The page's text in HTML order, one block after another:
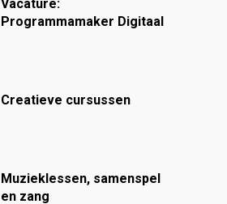
Vacature:
Programmamaker Digitaal
Creatieve cursussen
Muzieklessen, samenspel
en zang